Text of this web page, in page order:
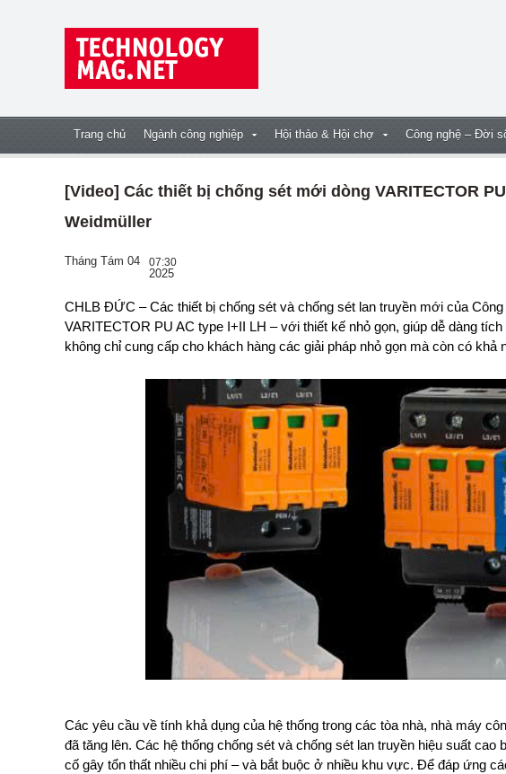
Trang chủ Ngành công nghiệp Hội thảo & Hội chợ Công nghệ – Đời
[Video] Các thiết bị chống sét mới dòng VARITECTOR
Weidmüller
Tháng Tám 04 07:30
2025
CHLB ĐỨC – Các thiết bị chống sét và chống sét lan truyền mới của Công ty Weidmüller – dòng
VARITECTOR PU AC type I+II LH – với thiết kế nhỏ gọn, giúp dễ dàng
không chỉ cung cấp cho khách hàng các giải pháp nhỏ gọn mà còn có khả
Các yêu cầu về tính khả dụng của hệ thống trong các tòa nhà, nhà máy
đã tăng lên. Các hệ thống chống sét và chống sét lan truyền hiệu suất
cố gây tổn thất nhiều chi phí – và bắt buộc ở nhiều khu vực. Để đáp ứng